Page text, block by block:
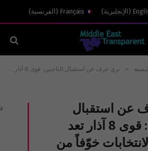
( الإنجليزية)
Français
( الفرنسية)
» بري عزف عن استقبال الناخبين: قوى 8 آذار تعد لتأجيل الانتخابات خوّفاً من الخسارة!
عن استقبال
الناخبين: قوى 8 آذار تعد
خوّفاً من